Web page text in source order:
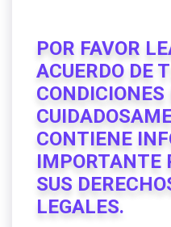
POR FAVOR
ACUERDO DE
CONDICIONES
CONTIENE
IMPORTANTE
SUS
LEGALES.